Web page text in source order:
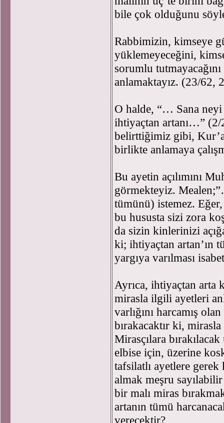
bile çok olduğunu
Rabbimizin, kimseye
yüklemeyeceğini,
sorumlu
anlamaktayız. (23/62,
O halde, “… Sana
ihtiyaçtan artanı…” (2/
belirttiğimiz gibi,
birlikte anlamaya
Bu ayetin açılımını
görmekteyiz.
tümünü) istemez.
bu hususta sizi zora
da sizin kinlerinizi
ki; ihtiyaçtan artan’ın
yargıya varılması
Ayrıca, ihtiyaçtan arta
mirasla ilgili ayetleri
varlığını harcamış
bırakacaktır ki,
Mirasçılara
elbise için, üzerine
tafsilatlı ayetlere gerek
almak meşru
bir malı miras
artanın tümü
verecektir?